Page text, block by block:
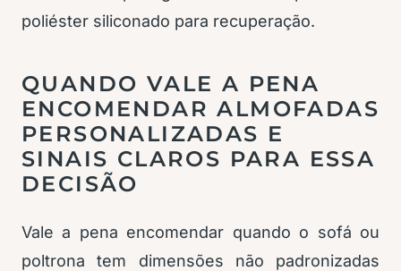
poliéster siliconado para recuperação.
QUANDO VALE A PENA
ENCOMENDAR ALMOFADAS
PERSONALIZADAS E
SINAIS CLAROS PARA ESSA
DECISÃO
Vale a pena encomendar quando o sofá ou
poltrona tem dimensões não padronizadas